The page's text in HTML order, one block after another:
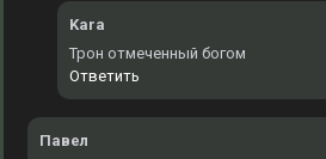
Kara
Трон отмеченный богом
Ответить
Павел